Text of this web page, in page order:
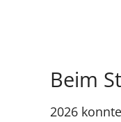
Beim
2026